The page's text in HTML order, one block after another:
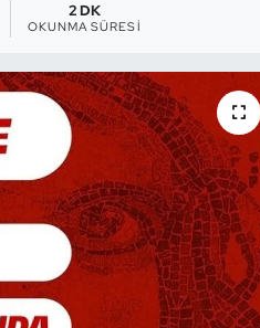
2 DK
OKUNMA SÜRESI